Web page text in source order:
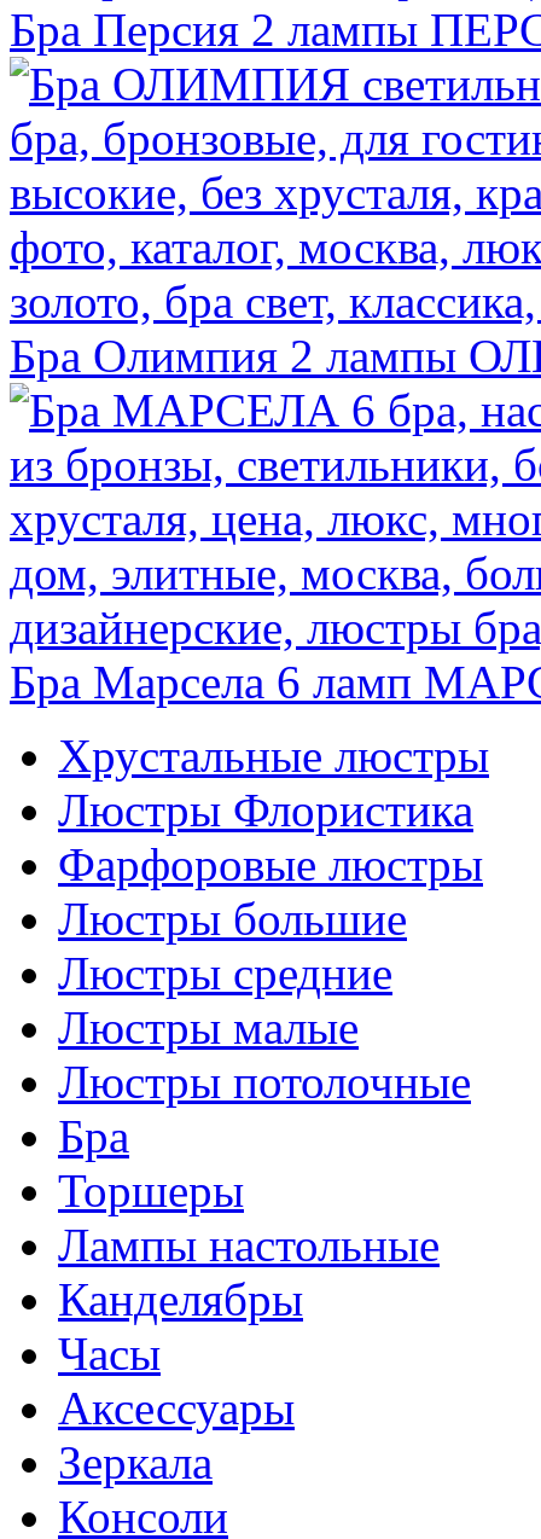
Бра Персия 2 лампы
Бра Олимпия 2 лампы
Бра Марсела 6 ламп
Хрустальные люстры
Люстры Флористика
Фарфоровые люстры
Люстры большие
Люстры средние
Люстры малые
Люстры потолочные
Бра
Торшеры
Лампы настольные
Канделябры
Часы
Аксессуары
Зеркала
Консоли